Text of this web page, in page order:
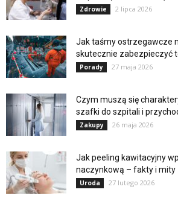
Zdrowie 2 lipca 2026
Jak taśmy ostrzegawcze
skutecznie zabezpieczyć
Porady 27 maja 2026
Czym muszą się
szafki do szpitali i
Zakupy 26 maja 2026
Jak peeling kawitacyjny
naczynkową – fakty i mity
Uroda 27 lutego 2026